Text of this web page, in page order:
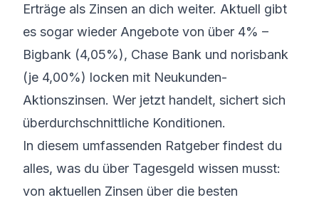
Erträge als Zinsen an dich weiter. Aktuell gibt
es sogar wieder Angebote von über 4% –
Bigbank (4,05%), Chase Bank und norisbank
(je 4,00%) locken mit Neukunden-
Aktionszinsen. Wer jetzt handelt, sichert sich
überdurchschnittliche Konditionen.
In diesem umfassenden Ratgeber findest du
alles, was du über Tagesgeld wissen musst:
von aktuellen Zinsen über die besten